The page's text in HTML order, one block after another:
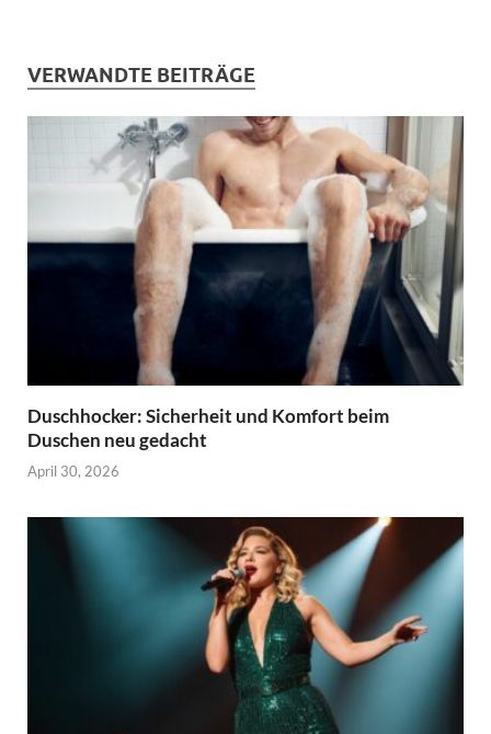
VERWANDTE BEITRÄGE
Duschhocker: Sicherheit und Komfort beim
Duschen neu gedacht
April 30, 2026